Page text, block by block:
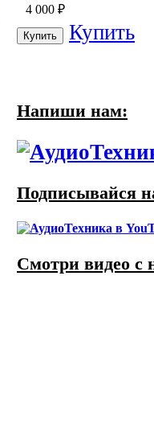
4 000 ₽
Купить
Напиши нам:
Подписывайся
Смотри видео с